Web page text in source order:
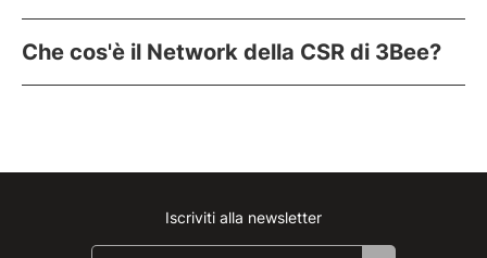
Che cos'è il Network della CSR di 3Bee?
Instagram
Facebook
Linkedin
Youtube
Iscriviti alla newsletter